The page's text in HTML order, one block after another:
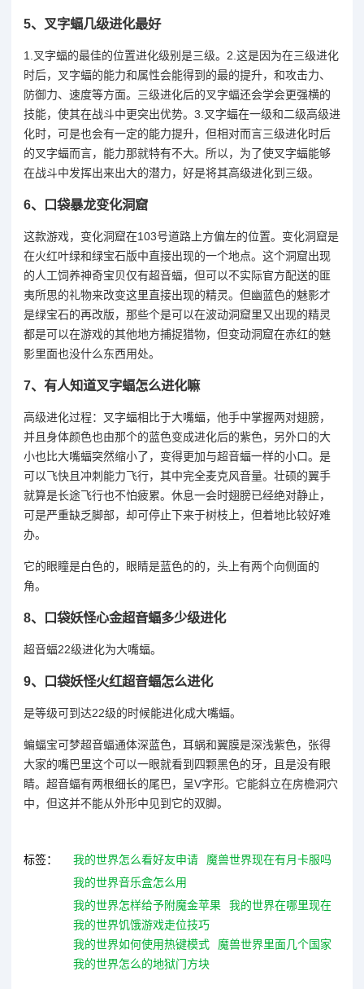
5、 叉字蝠几级进化最好
1.叉字蝠的最佳的位置进化级别是三级。2.这是因为在三级进化
时后，叉字蝠的能力和属性会能得到的最的提升，和攻击力、
防御力、速度等方面。三级进化后的叉字蝠还会学会更强横的
技能，使其在战斗中更突出优势。3.叉字蝠在一级和二级高级进
化时，可是也会有一定的能力提升，但相对而言三级进化时后
的叉字蝠而言，能力那就特有不大。所以，为了使叉字蝠能够
在战斗中发挥出来出大的潜力，好是将其高级进化到三级。
6、 口袋暴龙变化洞窟
这款游戏，变化洞窟在103号道路上方偏左的位置。变化洞窟是
在火红叶绿和绿宝石版中直接出现的一个地点。这个洞窟出现
的人工饲养神奇宝贝仅有超音蝠，但可以不实际官方配送的匪
夷所思的礼物来改变这里直接出现的精灵。但幽蓝色的魅影才
是绿宝石的再改版，那些个是可以在波动洞窟里又出现的精灵
都是可以在游戏的其他地方捕捉猎物，但变动洞窟在赤红的魅
影里面也没什么东西用处。
7、 有人知道叉字蝠怎么进化嘛
高级进化过程：叉字蝠相比于大嘴蝠，他手中掌握两对翅膀，
并且身体颜色也由那个的蓝色变成进化后的紫色，另外口的大
小也比大嘴蝠突然缩小了，变得更加与超音蝠一样的小口。是
可以飞快且冲刺能力飞行，其中完全麦克风音量。壮硕的翼手
就算是长途飞行也不怕疲累。休息一会时翅膀已经绝对静止，
可是严重缺乏脚部，却可停止下来于树枝上，但着地比较好难
办。
它的眼瞳是白色的，眼睛是蓝色的的，头上有两个向侧面的
角。
8、 口袋妖怪心金超音蝠多少级进化
超音蝠22级进化为大嘴蝠。
9、 口袋妖怪火红超音蝠怎么进化
是等级可到达22级的时候能进化成大嘴蝠。
蝙蝠宝可梦超音蝠通体深蓝色，耳蜗和翼膜是深浅紫色，张得
大家的嘴巴里这个可以一眼就看到四颗黑色的牙，且是没有眼
睛。超音蝠有两根细长的尾巴，呈V字形。它能斜立在房檐洞穴
中，但这并不能从外形中见到它的双脚。
标签： 我的世界怎么看好友申请
魔兽世界现在有月卡服吗
我的世界音乐盒怎么用
我的世界怎样给予附魔金苹果
我的世界在哪里现在
我的世界饥饿游戏走位技巧
我的世界如何使用热键模式
魔兽世界里面几个国家
我的世界怎么的地狱门方块